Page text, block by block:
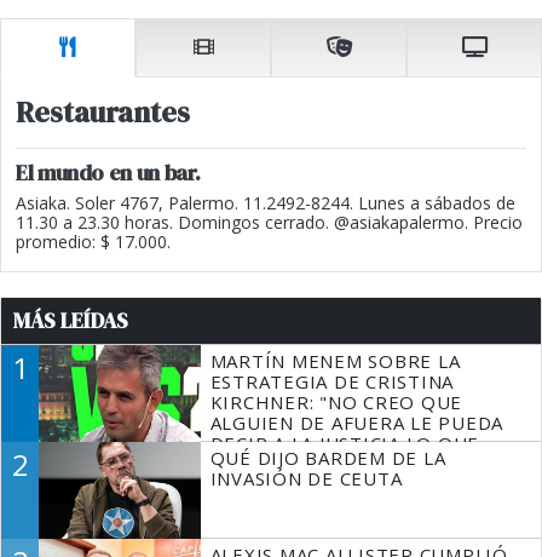
Restaurantes
El mundo en un bar.
Asiaka. Soler 4767, Palermo. 11.2492-8244. Lunes a sábados de
11.30 a 23.30 horas. Domingos cerrado. @asiakapalermo. Precio
promedio: $ 17.000.
MÁS LEÍDAS
1
MARTÍN MENEM SOBRE LA
ESTRATEGIA DE CRISTINA
KIRCHNER: "NO CREO QUE
ALGUIEN DE AFUERA LE PUEDA
DECIR A LA JUSTICIA LO QUE
TIENE QUE HACER"
2
QUÉ DIJO BARDEM DE LA
INVASIÓN DE CEUTA